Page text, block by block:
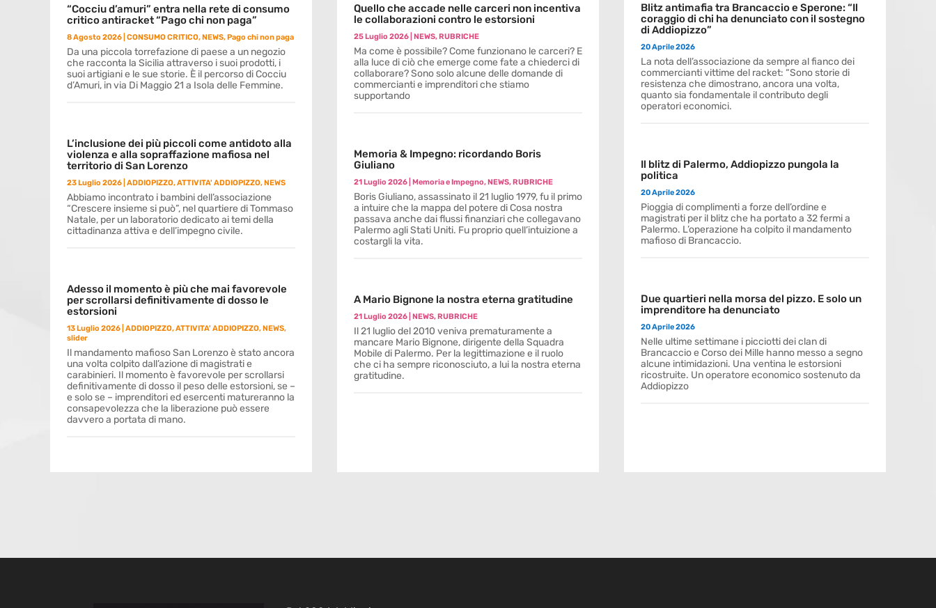
“Cocciu d’amuri” entra nella rete di consumo
critico antiracket “Pago chi non paga”
8 Agosto 2026 CONSUMO CRITICO,NEWS,Pago chi non paga
Da una piccola torrefazione di paese a un negozio
che racconta la Sicilia attraverso i suoi prodotti, i
suoi artigiani e le sue storie. È il percorso di Cocciu
d’Amuri, in via Di Maggio 21 a Isola delle Femmine.
L’inclusione dei più piccoli come antidoto alla
violenza e alla sopraffazione mafiosa nel
territorio di San Lorenzo
23 Luglio 2026 ADDIOPIZZO,ATTIVITA' ADDIOPIZZO,NEWS
Abbiamo incontrato i bambini dell’associazione
“Crescere insieme si può”, nel quartiere di Tommaso
Natale, per un laboratorio dedicato ai temi della
cittadinanza attiva e dell’impegno civile.
Adesso il momento è più che mai favorevole
per scrollarsi definitivamente di dosso le
estorsioni
13 Luglio 2026 ADDIOPIZZO,ATTIVITA' ADDIOPIZZO,NEWS,
slider
Il mandamento mafioso San Lorenzo è stato ancora
una volta colpito dall’azione di magistrati e
carabinieri. Il momento è favorevole per scrollarsi
definitivamente di dosso il peso delle estorsioni, se –
e solo se – imprenditori ed esercenti matureranno la
consapevolezza che la liberazione può essere
davvero a portata di mano.
Quello che accade nelle carceri non incentiva
le collaborazioni contro le estorsioni
25 Luglio 2026| NEWS,RUBRICHE
Ma come è possibile? Come funzionano le carceri? E
alla luce di ciò che emerge come fate a chiederci di
collaborare? Sono solo alcune delle domande di
commercianti e imprenditori che stiamo
supportando
Memoria & Impegno: ricordando Boris
Giuliano
21 Luglio 2026| Memoria e Impegno,NEWS,RUBRICHE
Boris Giuliano, assassinato il 21 luglio 1979, fu il primo
a intuire che la mappa del potere di Cosa nostra
passava anche dai flussi finanziari che collegavano
Palermo agli Stati Uniti. Fu proprio quell’intuizione a
costargli la vita.
A Mario Bignone la nostra eterna gratitudine
21 Luglio 2026| NEWS,RUBRICHE
Il 21 luglio del 2010 veniva prematuramente a
mancare Mario Bignone, dirigente della Squadra
Mobile di Palermo. Per la legittimazione e il ruolo
che ci ha sempre riconosciuto, a lui la nostra eterna
gratitudine.
Blitz antimafia tra Brancaccio e Sperone: “Il
coraggio di chi ha denunciato con il sostegno
di Addiopizzo”
20 Aprile 2026
La nota dell’associazione da sempre al fianco dei
commercianti vittime del racket: “Sono storie di
resistenza che dimostrano, ancora una volta,
quanto sia fondamentale il contributo degli
operatori economici.
Il blitz di Palermo, Addiopizzo pungola la
politica
20 Aprile 2026
Pioggia di complimenti a forze dell’ordine e
magistrati per il blitz che ha portato a 32 fermi a
Palermo. L’operazione ha colpito il mandamento
mafioso di Brancaccio.
Due quartieri nella morsa del pizzo. E solo un
imprenditore ha denunciato
20 Aprile 2026
Nelle ultime settimane i picciotti dei clan di
Brancaccio e Corso dei Mille hanno messo a segno
alcune intimidazioni. Una ventina le estorsioni
ricostruite. Un operatore economico sostenuto da
Addiopizzo